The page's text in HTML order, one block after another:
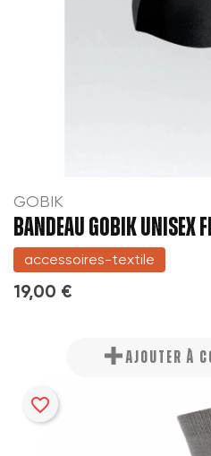
GOBIK
BANDEAU GOBIK UNISEX
accessoires-textile
19,00 €
AJOUTER À
favorite_border